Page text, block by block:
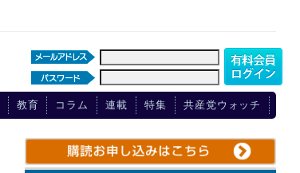
教育 コラム 連載 特集 共産党ウォッチ